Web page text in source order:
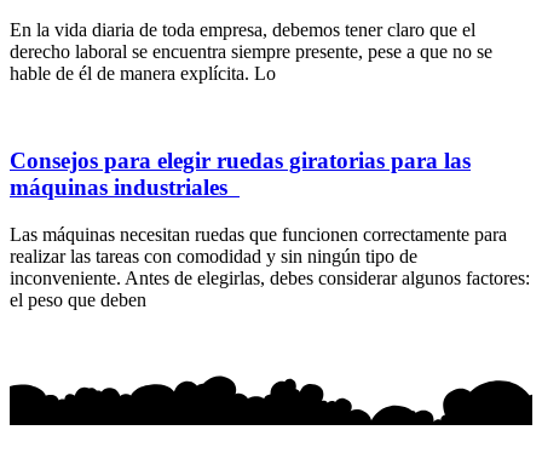
En la vida diaria de toda empresa, debemos tener claro que el
derecho laboral se encuentra siempre presente, pese a que no se
hable de él de manera explícita. Lo
Consejos para elegir ruedas giratorias para las
máquinas industriales
Las máquinas necesitan ruedas que funcionen correctamente para
realizar las tareas con comodidad y sin ningún tipo de
inconveniente. Antes de elegirlas, debes considerar algunos factores:
el peso que deben